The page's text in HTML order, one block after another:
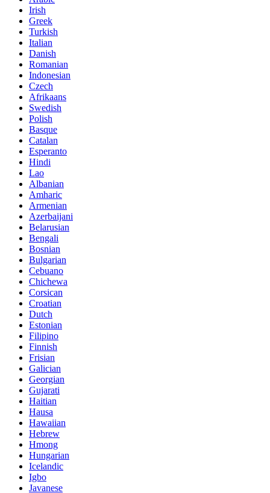
Irish
Greek
Turkish
Italian
Danish
Romanian
Indonesian
Czech
Afrikaans
Swedish
Polish
Basque
Catalan
Esperanto
Hindi
Lao
Albanian
Amharic
Armenian
Azerbaijani
Belarusian
Bengali
Bosnian
Bulgarian
Cebuano
Chichewa
Corsican
Croatian
Dutch
Estonian
Filipino
Finnish
Frisian
Galician
Georgian
Gujarati
Haitian
Hausa
Hawaiian
Hebrew
Hmong
Hungarian
Icelandic
Igbo
Javanese